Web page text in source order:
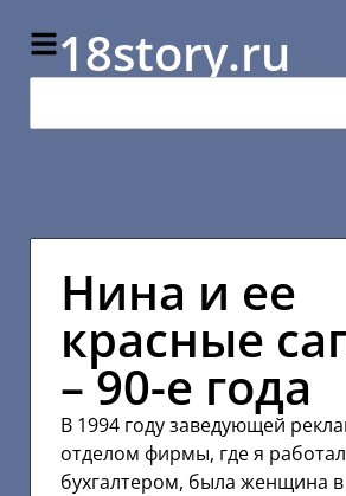
18story.ru
Нина и ее
красные
– 90-е года
В 1994 году заведующей
отделом фирмы, где я работал
бухгалтером, была женщина в